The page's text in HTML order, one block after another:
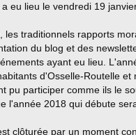
eu lieu le vendredi 19
les traditionnels rapports
du blog et des
ayant eu lieu.
d'Osselle-Routelle
pu participer comme ils le
l'année 2018 qui débute
clôturée par un moment